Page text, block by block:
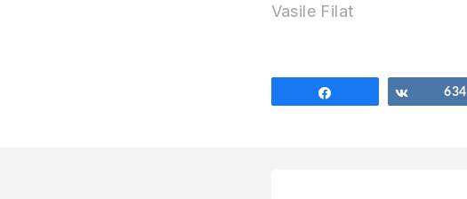
Vasile Filat
Share634